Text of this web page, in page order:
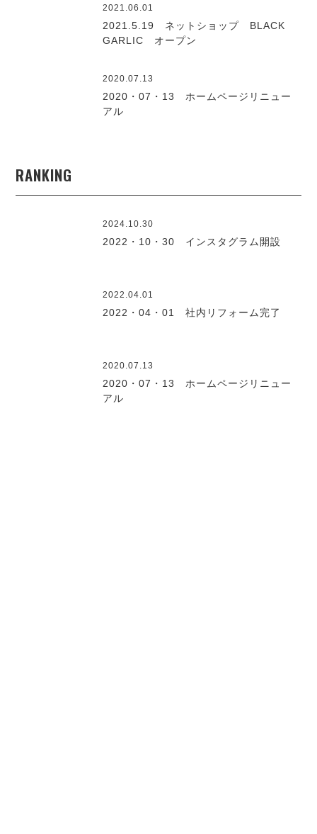
2021.06.01
2021.5.19 ネットショップ BLACK
GARLIC オープン
2020.07.13
2020・07・13 ホームページリニュー
アル
RANKING
2024.10.30
2022・10・30 インスタグラム開設
2022.04.01
2022・04・01 社内リフォーム完了
2020.07.13
2020・07・13 ホームページリニュー
アル